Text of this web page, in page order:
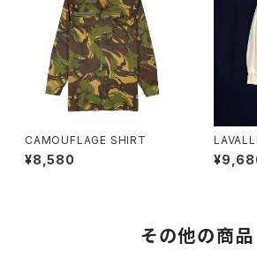
CAMOUFLAGE SHIRT
¥8,580
その他の商品